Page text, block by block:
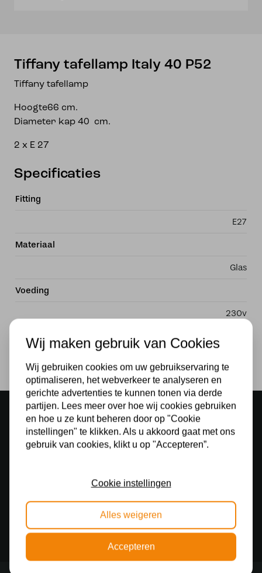
Tiffany tafellamp Italy 40 P52
Tiffany tafellamp
Hoogte66 cm.
Diameter kap 40 cm.
2 x E 27
Specificaties
Fitting
E27
Materiaal
Glas
Voeding
230v
Lichtbron
Sfeervolle showroom
500 m2 lampenwinkel in Rijssen
Gratis verzending
Gratis lichtbronnen
Bestelling inclusief lichtbron
Veilig online betalen
Veilig achteraf betalen met Klarna
Wij maken gebruik van Cookies
Wij gebruiken cookies om uw gebruikservaring te
optimaliseren, het webverkeer te analyseren en
gerichte advertenties te kunnen tonen via derde
partijen. Lees meer over hoe wij cookies gebruiken
en hoe u ze kunt beheren door op "Cookie
instellingen" te klikken. Als u akkoord gaat met ons
gebruik van cookies, klikt u op "Accepteren”.
Cookie instellingen
Alles weigeren
Accepteren